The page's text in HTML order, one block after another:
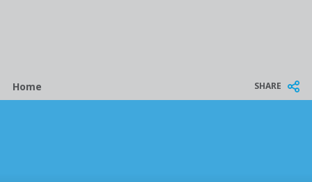
Breadcrumb
Home SHARE